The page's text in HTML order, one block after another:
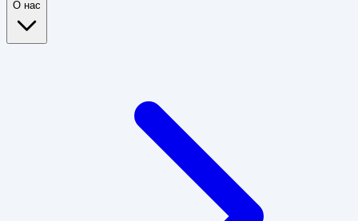
О нас